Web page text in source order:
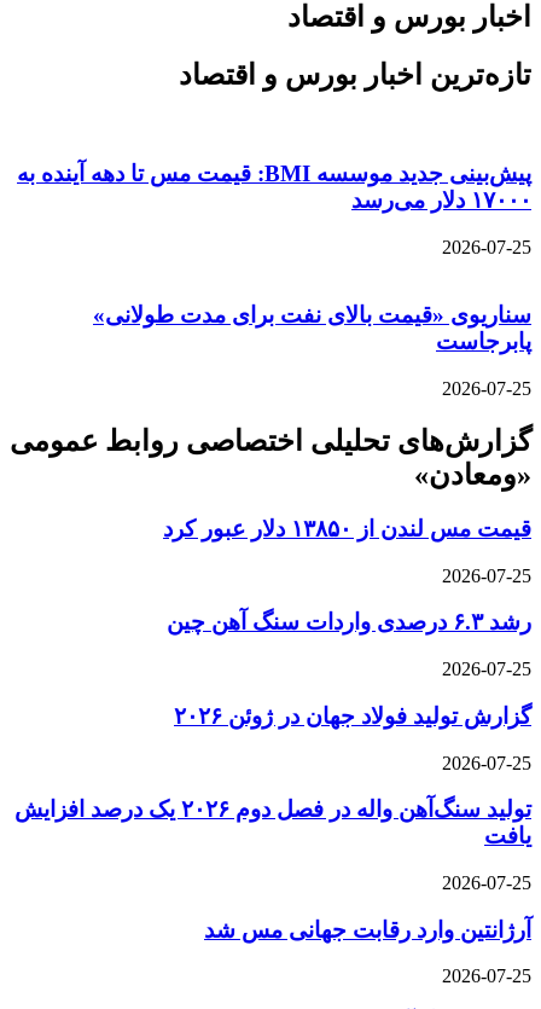
اخبار بورس و اقتصاد
تازه‌ترین اخبار بورس و اقتصاد
پیش‌بینی جدید موسسه BMI: قیمت مس تا دهه آینده به
۱۷۰۰۰ دلار می‌رسد
2026-07-25
سناریوی «قیمت بالای نفت برای مدت طولانی»
پابرجاست
2026-07-25
گزارش‌های تحلیلی اختصاصی روابط عمومی
«ومعادن»
قیمت مس لندن از ۱۳۸۵۰ دلار عبور کرد
2026-07-25
رشد ۶.۳ درصدی واردات سنگ آهن چین
2026-07-25
گزارش تولید فولاد جهان در ژوئن ۲۰۲۶
2026-07-25
تولید سنگ‌آهن واله در فصل دوم ۲۰۲۶ یک درصد افزایش
یافت
2026-07-25
آرژانتین وارد رقابت جهانی مس شد
2026-07-25